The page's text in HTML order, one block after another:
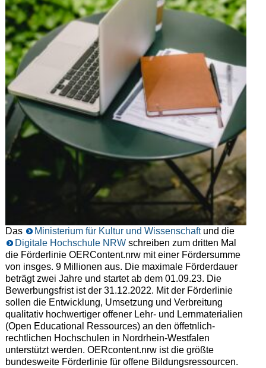
Das Ministerium für Kultur und Wissenschaftund die
Digitale Hochschule NRWschreiben zum dritten Mal
die Förderlinie OERContent.nrw mit einer Fördersumme
von insges. 9 Millionen aus. Die maximale Förderdauer
beträgt zwei Jahre und startet ab dem 01.09.23. Die
Bewerbungsfrist ist der 31.12.2022. Mit der Förderlinie
sollen die Entwicklung, Umsetzung und Verbreitung
qualitativ hochwertiger offener Lehr- und Lernmaterialien
(Open Educational Ressources) an den öffetnlich-
rechtlichen Hochschulen in Nordrhein-Westfalen
unterstützt werden. OERcontent.nrw ist die größte
bundesweite Förderlinie für offene Bildungsressourcen.